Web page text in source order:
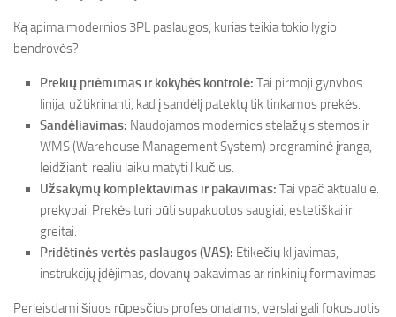
Ką apima modernios 3PL paslaugos, kurias teikia tokio lygio
bendrovės?
Prekių priėmimas ir kokybės kontrolė: Tai pirmoji gynybos
linija, užtikrinanti, kad į sandėlį patektų tik tinkamos prekės.
Sandėliavimas: Naudojamos modernios stelažų sistemos ir
WMS (Warehouse Management System) programinė įranga,
leidžianti realiu laiku matyti likučius.
Užsakymų komplektavimas ir pakavimas: Tai ypač aktualu e.
prekybai. Prekės turi būti supakuotos saugiai, estetiškai ir
greitai.
Pridėtinės vertės paslaugos (VAS): Etikečių klijavimas,
instrukcijų įdėjimas, dovanų pakavimas ar rinkinių formavimas.
Perleisdami šiuos rūpesčius profesionalams, verslai gali fokusuotis